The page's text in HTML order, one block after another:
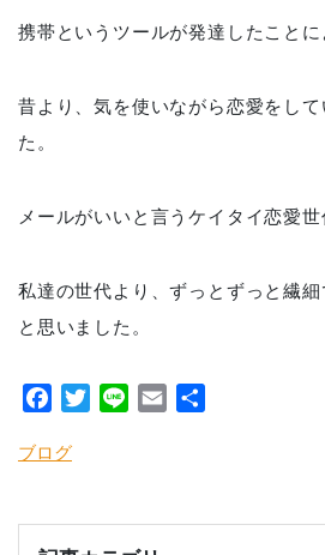
携帯というツールが発達したことに
昔より、気を使いながら恋愛をし
た。
メールがいいと言うケイタイ恋愛世
私達の世代より、ずっとずっと繊
と思いました。
Facebook
TwitterLine Email
ブログ